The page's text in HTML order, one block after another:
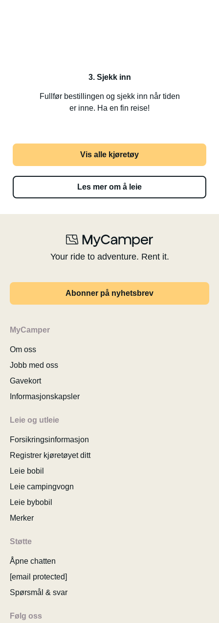
3. Sjekk inn
Fullfør bestillingen og sjekk inn når tiden
er inne. Ha en fin reise!
Vis alle kjøretøy
Les mer om å leie
Your ride to adventure. Rent it.
Abonner på nyhetsbrev
MyCamper
Om oss
Jobb med oss
Gavekort
Informasjonskapsler
Leie og utleie
Forsikringsinformasjon
Registrer kjøretøyet ditt
Leie bobil
Leie campingvogn
Leie bybobil
Merker
Støtte
Åpne chatten
[email protected]
Spørsmål & svar
Følg oss